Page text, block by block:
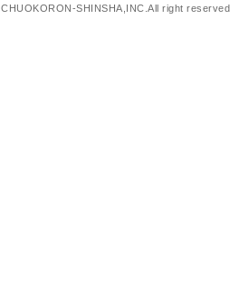
CHUOKORON-SHINSHA,INC.All right reserved